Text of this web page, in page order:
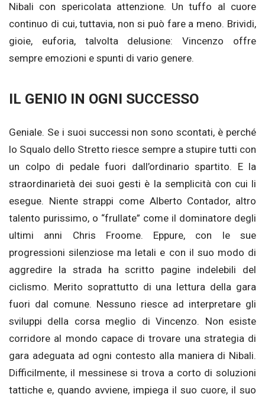
Nibali con spericolata attenzione. Un tuffo al cuore
continuo di cui, tuttavia, non si può fare a meno. Brividi,
gioie, euforia, talvolta delusione: Vincenzo offre
sempre emozioni e spunti di vario genere.
IL GENIO IN OGNI SUCCESSO
Geniale. Se i suoi successi non sono scontati, è perché
lo Squalo dello Stretto riesce sempre a stupire tutti con
un colpo di pedale fuori dall’ordinario spartito. E la
straordinarietà dei suoi gesti è la semplicità con cui li
esegue. Niente strappi come Alberto Contador, altro
talento purissimo, o “frullate” come il dominatore degli
ultimi anni Chris Froome. Eppure, con le sue
progressioni silenziose ma letali e con il suo modo di
aggredire la strada ha scritto pagine indelebili del
ciclismo. Merito soprattutto di una lettura della gara
fuori dal comune. Nessuno riesce ad interpretare gli
sviluppi della corsa meglio di Vincenzo. Non esiste
corridore al mondo capace di trovare una strategia di
gara adeguata ad ogni contesto alla maniera di Nibali.
Difficilmente, il messinese si trova a corto di soluzioni
tattiche e, quando avviene, impiega il suo cuore, il suo